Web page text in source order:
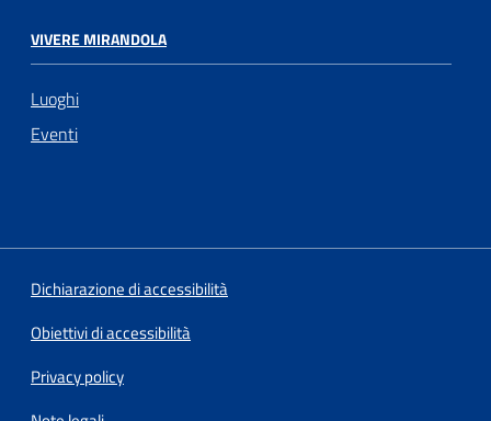
VIVERE MIRANDOLA
Luoghi
Eventi
Dichiarazione di accessibilità
Obiettivi di accessibilità
Privacy policy